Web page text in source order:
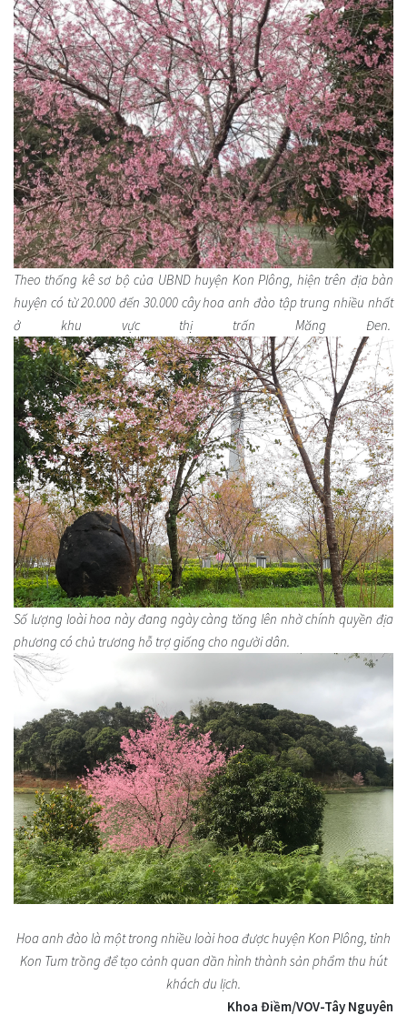
Theo thống kê sơ bộ của UBND huyện Kon Plông, hiện trên địa bàn
huyện có từ 20.000 đến 30.000 cây hoa anh đào tập trung nhiều nhất
ở khu vực thị trấn Măng Đen.
Số lượng loài hoa này đang ngày càng tăng lên nhờ chính quyền địa
phương có chủ trương hỗ trợ giống cho người dân.
Hoa anh đào là một trong nhiều loài hoa được huyện Kon Plông, tỉnh
Kon Tum trồng để tạo cảnh quan dần hình thành sản phẩm thu hút
khách du lịch.
Khoa Điềm/VOV-Tây Nguyên